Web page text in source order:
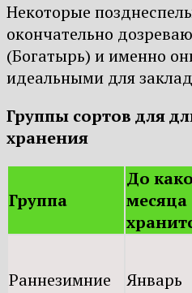
Некоторые
окончательно
(Богатырь) и именно
идеальными для
Группы сортов для
хранения
Группа
До
месяца
Раннезимние Январь